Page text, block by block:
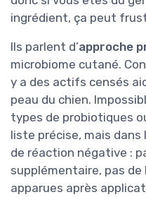
ingrédient, ça peut
Ils parlent d’approche
microbiome cutané.
y a des actifs censés
peau du chien.
types de probiotiques
liste précise, mais dans
de réaction négative :
supplémentaire, pas
apparues après